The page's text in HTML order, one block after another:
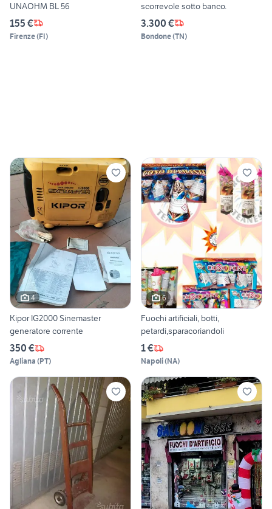
UNAOHM BL 56
155 €
Firenze(FI)
scorrevole sotto banco.
3.300 €
Bondone(TN)
4
Kipor IG2000 Sinemaster
generatore corrente
350 €
Agliana (PT)
6
Fuochi artificiali, botti,
petardi,sparacoriandoli
1 €
Napoli(NA)